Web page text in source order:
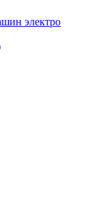
электро